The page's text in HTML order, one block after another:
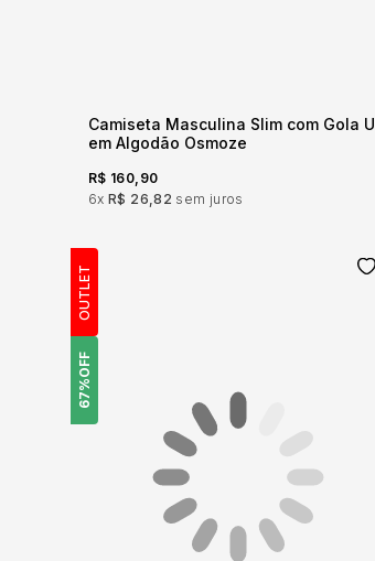
Camiseta Masculina Slim com Gola U
em Algodão Osmoze
R$ 160,90
6xR$ 26,82 sem juros
67%
OFF
OUTLET